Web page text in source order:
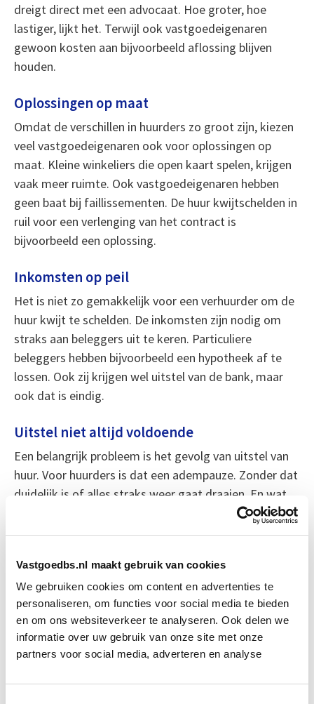
Vastgoedbs.nl maakt gebruik van cookies
We gebruiken cookies om content en advertenties te
personaliseren, om functies voor social media te bieden
en om ons websiteverkeer te analyseren. Ook delen we
informatie over uw gebruik van onze site met onze
partners voor social media, adverteren en analyse
dreigt direct met een advocaat. Hoe groter, hoe
lastiger, lijkt het. Terwijl ook vastgoedeigenaren
gewoon kosten aan bijvoorbeeld aflossing blijven
houden.
Oplossingen op maat
Omdat de verschillen in huurders zo groot zijn, kiezen
veel vastgoedeigenaren ook voor oplossingen op
maat. Kleine winkeliers die open kaart spelen, krijgen
vaak meer ruimte. Ook vastgoedeigenaren hebben
geen baat bij faillissementen. De huur kwijtschelden in
ruil voor een verlenging van het contract is
bijvoorbeeld een oplossing.
Inkomsten op peil
Het is niet zo gemakkelijk voor een verhuurder om de
huur kwijt te schelden. De inkomsten zijn nodig om
straks aan beleggers uit te keren. Particuliere
beleggers hebben bijvoorbeeld een hypotheek af te
lossen. Ook zij krijgen wel uitstel van de bank, maar
ook dat is eindig.
Uitstel niet altijd voldoende
Een belangrijk probleem is het gevolg van uitstel van
huur. Voor huurders is dat een adempauze. Zonder dat
duidelijk is of alles straks weer gaat draaien. En wat
als dan de verhuurder drie maanden achterstallige
huur komt ophalen? In de komende maanden willen de
denken.
Hoe ziet de toekomst eruit?
Nu de lockdown versoepeld wordt, komt er weer wat
omzet binnen. De situatie is echter verre van normaal.
dat dit nog minimaal een jaar voortduurt. Dat